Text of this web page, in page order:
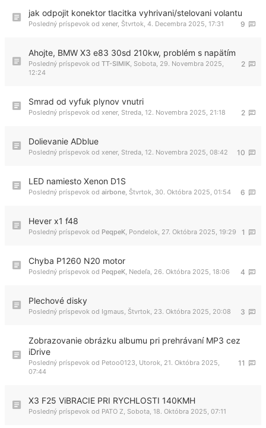
jak odpojit konektor tlacitka vyhrivani/stelovani volantu
9
Posledný príspevok od xener, Štvrtok, 4. Decembra 2025, 17:31
Ahojte, BMW X3 e83 30sd 210kw, problém s napätím
2
Posledný príspevok od TT-SIMIK Sobota, 29. Novembra 2025,
12:24
Smrad od vyfuk plynov vnutri
2
Posledný príspevok od xener, Streda, 12. Novembra 2025, 21:18
Dolievanie ADblue
10
Posledný príspevok od xener, Streda, 12. Novembra 2025, 08:42
LED namiesto Xenon D1S
6
Posledný príspevok od airbone Štvrtok, 30. Októbra 2025, 01:54
Hever x1 f48
1
Posledný príspevok od PeqpeK Pondelok, 27. Októbra 2025, 19:29
Chyba P1260 N20 motor
4
Posledný príspevok od PeqpeK Nedeľa, 26. Októbra 2025, 18:06
Plechové disky
3
Posledný príspevok od Igmaus Štvrtok, 23. Októbra 2025, 20:08
Zobrazovanie obrázku albumu pri prehrávaní MP3 cez
iDrive
11
Posledný príspevok od Petoo0123 Utorok, 21. Októbra 2025,
07:44
X3 F25 ViBRACIE PRI RYCHLOSTI 140KMH
Posledný príspevok od PATO Z Sobota, 18. Októbra 2025, 07:11